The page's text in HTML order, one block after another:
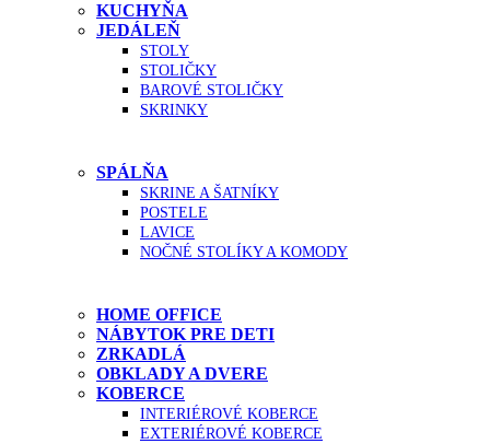
KUCHYŇA
JEDÁLEŇ
STOLY
STOLIČKY
BAROVÉ STOLIČKY
SKRINKY
SPÁLŇA
SKRINE A ŠATNÍKY
POSTELE
LAVICE
NOČNÉ STOLÍKY A KOMODY
HOME OFFICE
NÁBYTOK PRE DETI
ZRKADLÁ
OBKLADY A DVERE
KOBERCE
INTERIÉROVÉ KOBERCE
EXTERIÉROVÉ KOBERCE